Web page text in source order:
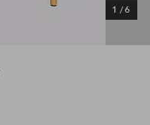
1 /6